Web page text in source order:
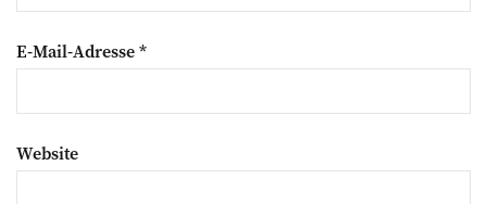
E-Mail-Adresse*
Website